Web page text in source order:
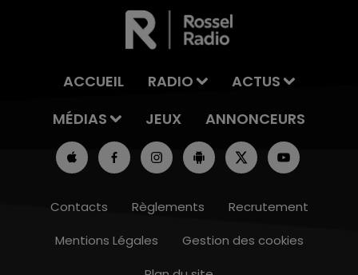
ACCUEIL RADIO
ACTUS
MÉDIAS
JEUX ANNONCEURS
Contacts Règlements
Recrutement
Mentions Légales
Gestion des cookies